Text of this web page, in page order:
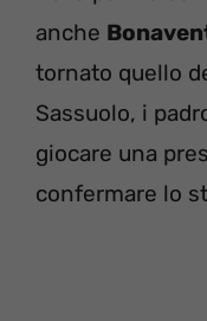
anche
tornato quello
Sassuolo, i
giocare una
confermare lo